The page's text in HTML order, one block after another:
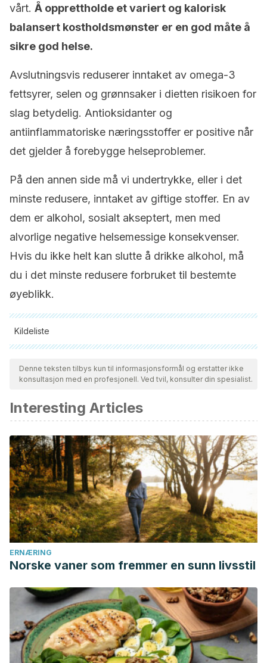
vårt. Å opprettholde et variert og kalorisk
balansert kostholdsmønster er en god måte å
sikre god helse.
Avslutningsvis reduserer inntaket av omega-3
fettsyrer, selen og grønnsaker i dietten risikoen for
slag betydelig. Antioksidanter og
antiinflammatoriske næringsstoffer er positive når
det gjelder å forebygge helseproblemer.
På den annen side må vi undertrykke, eller i det
minste redusere, inntaket av giftige stoffer. En av
dem er alkohol, sosialt akseptert, men med
alvorlige negative helsemessige konsekvenser.
Hvis du ikke helt kan slutte å drikke alkohol, må
du i det minste redusere forbruket til bestemte
øyeblikk.
Kildeliste
Alle siterte kilder ble grundig gjennomgått av teamet vårt for å
sikre deres kvalitet, pålitelighet, aktualitet og validitet.
Bibliografien i denne artikkelen ble betraktet som pålitelig og
Ueno Y., Miyamoto N., Yamashiro K., Tanaka R., Hattori N.,
Omega 3 polyunsaturated fatty acids and stroke burden. Int
J Mol Sci, 2019. 20 (22): 5549.
Alim I., Caulfield JT., Chen Y., Swarup V., et al., Selenium
drives a trascriptional adaptive program to block
ferroptosis and treat stroke. Cell, 2019. 177 (5): 1262-1279.
Burgos Peláez, R., Segurola Gurrutxaga, H., & Bretón
Lesmes, I. (2014). Soporte nutricional del paciente con
ictus.Nutricion Hospitalaria
Denne teksten tilbys kun til informasjonsformål og erstatter ikke
konsultasjon med en profesjonell. Ved tvil, konsulter din spesialist.
Interesting Articles
ERNÆRING
Norske vaner som fremmer en sunn livsstil